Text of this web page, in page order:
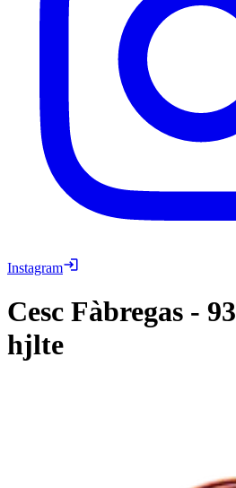
Instagram
Cesc Fàbregas - 93
hjlte